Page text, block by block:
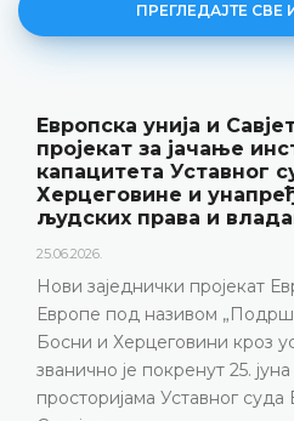
ПРЕГЛЕДАЈТЕ СВЕ
Уставни суд БиХ
резултате рада и нову
„Годишњак“
18.05.2026.
представљени релевантна
резултати рада Уставног
изазови с којима се
година, нарочито због
састава